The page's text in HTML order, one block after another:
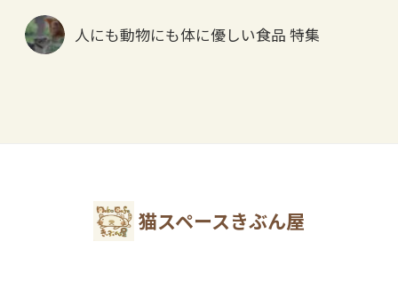
人にも動物にも体に優しい食品 特集
猫スペースきぶん屋